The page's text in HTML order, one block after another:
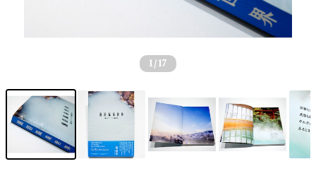
1 /17